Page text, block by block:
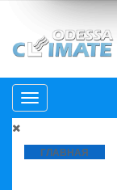
ГЛАВНАЯ